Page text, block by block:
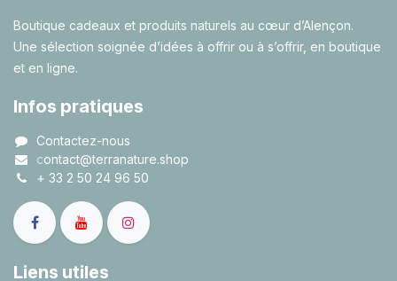
Boutique cadeaux et produits naturels au cœur d’Alençon.
Une sélection soignée d’idées à offrir ou à s’offrir, en boutique
et en ligne.
Infos pratiques
Contactez-nous
contact@terranature.shop
+ 33 2 50 24 96 50
Liens utiles